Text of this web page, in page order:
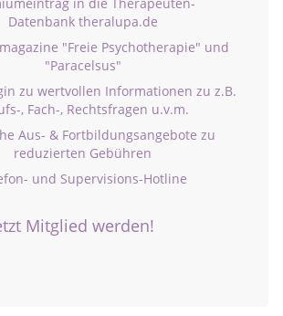
Datenbank theralupa.de
"Freie Psychotherapie" und
"Paracelsus"
zu wertvollen Informationen zu z.B.
, Fach-, Rechtsfragen u.v.m.
Aus- & Fortbildungsangebote zu
reduzierten Gebühren
und Supervisions-Hotline
Mitglied werden!